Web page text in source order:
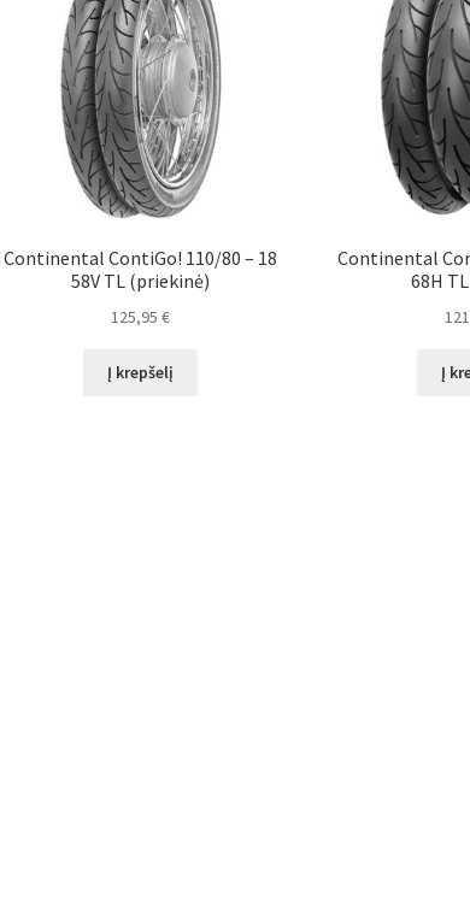
Continental ContiGo! 110/80 – 18
58V TL (priekinė)
125,95 €
Į krepšelį
Continental
68H
Į